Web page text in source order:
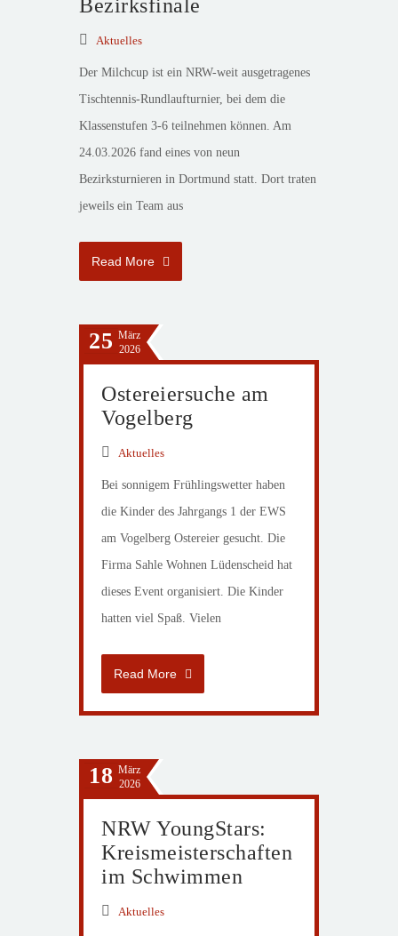
Bezirksfinale
Aktuelles
Der Milchcup ist ein NRW-weit ausgetragenes
Tischtennis-Rundlaufturnier, bei dem die
Klassenstufen 3-6 teilnehmen können. Am
24.03.2026 fand eines von neun
Bezirksturnieren in Dortmund statt. Dort traten
jeweils ein Team aus
Read More
25 März
2026
Ostereiersuche am
Vogelberg
Aktuelles
Bei sonnigem Frühlingswetter haben
die Kinder des Jahrgangs 1 der EWS
am Vogelberg Ostereier gesucht. Die
Firma Sahle Wohnen Lüdenscheid hat
dieses Event organisiert. Die Kinder
hatten viel Spaß. Vielen
Read More
18 März
2026
NRW YoungStars:
Kreismeisterschaften
im Schwimmen
Aktuelles